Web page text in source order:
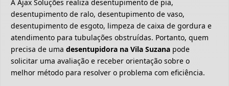
A Ajax Soluções realiza desentupimento de pia,
desentupimento de ralo, desentupimento de vaso,
desentupimento de esgoto, limpeza de caixa de gordura e
atendimento para tubulações obstruídas. Portanto, quem
precisa de uma desentupidora na Vila Suzana pode
solicitar uma avaliação e receber orientação sobre o
melhor método para resolver o problema com eficiência.